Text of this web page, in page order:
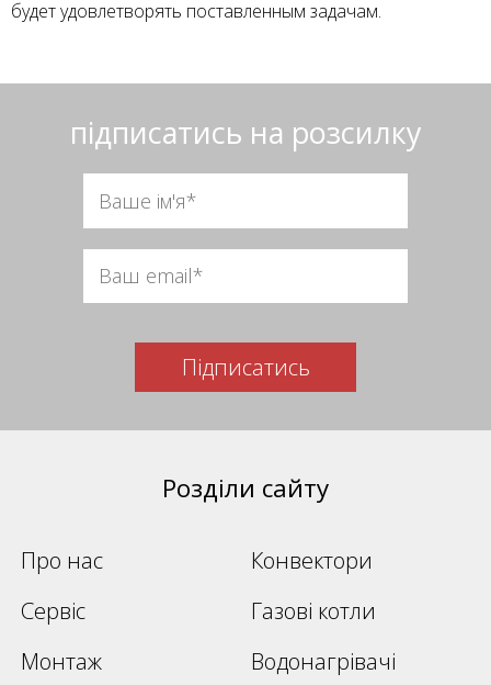
будет удовлетворять поставленным задачам.
підписатись на розсилку
Підписатись
Розділи сайту
Про нас
Конвектори
Сервіс
Газові котли
Монтаж
Водонагрівачі